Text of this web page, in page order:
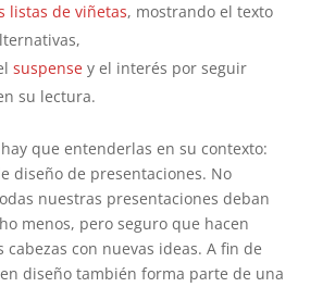
listas de viñetas, mostrando el texto
suspensey el interés por seguir
su lectura.
que entenderlas en su contexto:
diseño de presentaciones. No
nuestras presentaciones deban
menos, pero seguro que hacen
con nuevas ideas. A fin de
diseño también forma parte de una